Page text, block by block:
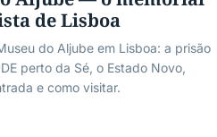
de Lisboa
do Aljube em Lisboa: a prisão
perto da Sé, o Estado Novo,
e como visitar.